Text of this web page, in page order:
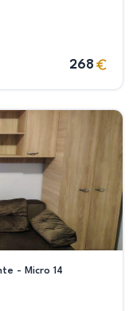
268
- Micro 14